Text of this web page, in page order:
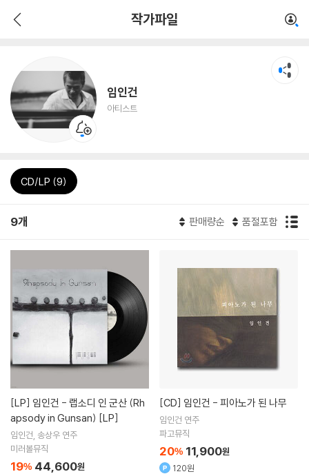
작가파일
임인건
아티스트
CD/LP (9)
9개 판매량순 품절포함
[LP] 임인건 - 랩소디 인 군산 (Rh
apsody in Gunsan) [LP]
임인건 송상우 연주
미러볼뮤직
19% 44,600원
[CD] 임인건 - 피아노가 된 나무
임인건 연주
파고뮤직
20% 11,900원
120원